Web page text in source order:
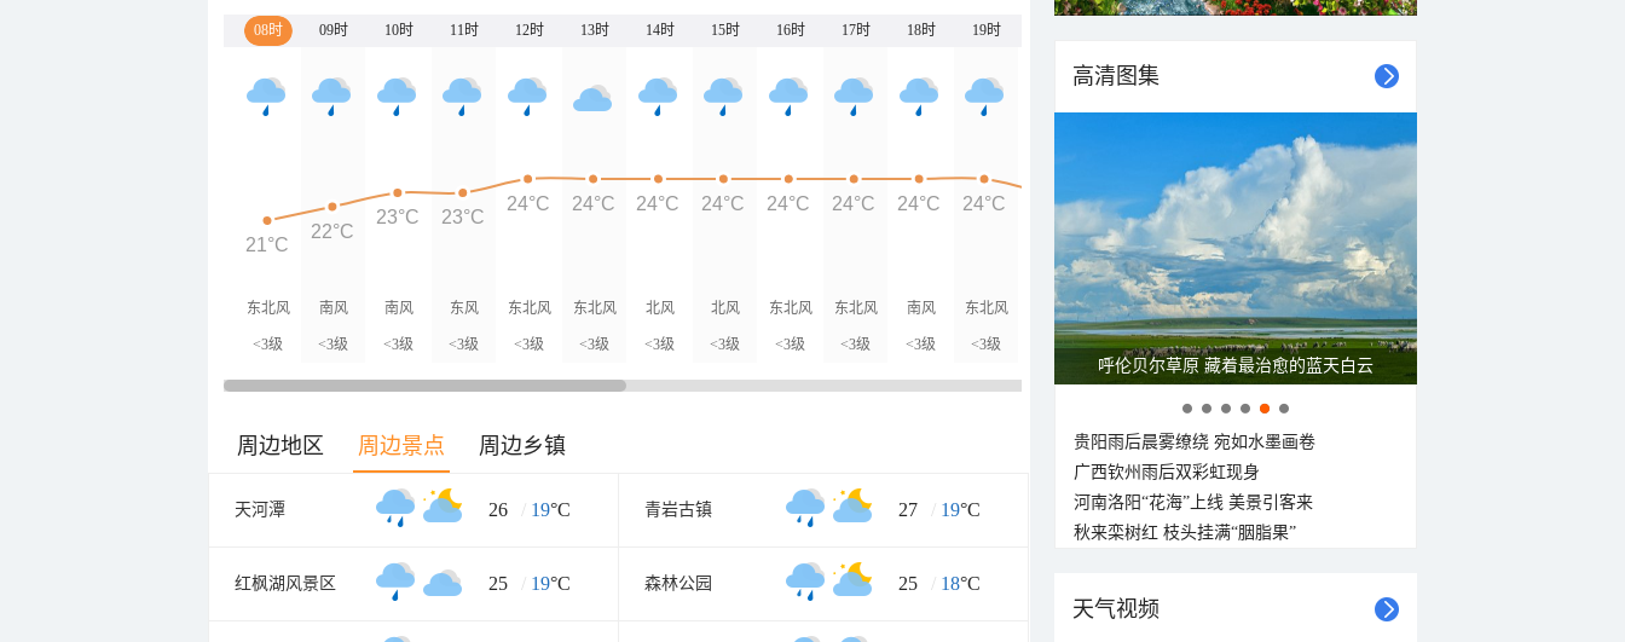
08时 09时 10时 11时 12时 13时 14时 15时 16时 17时 18时 19时
东北风
<3级
南风
<3级
南风
<3级
东风
<3级
东北风
<3级
东北风
<3级
北风
<3级
北风
<3级
东北风
<3级
东北风
<3级
南风
<3级
东北风
<3级
东北风
<3级
东北风
<3级
北风
<3级
北风
<3级
北风
<3级
北风
<3级
21°C
22°C
23°C 23°C
24°C 24°C 24°C 24°C 24°C 24°C 24°C 24°C
23°C 23°C
22°C 22°C 22°C
21°C
周边地区 周边景点 周边乡镇
天河潭 26 / 19°C 青岩古镇 27 / 19°C
红枫湖风景区 25 / 19°C 森林公园 25 / 18°C
高清图集
一组图感受水中消暑快乐瞬间
贵阳雨后晨雾缭绕 宛如水墨画卷
广西钦州雨后双彩虹现身
河南洛阳“花海”上线 美景引客来
秋来栾树红 枝头挂满“胭脂果”
天气视频